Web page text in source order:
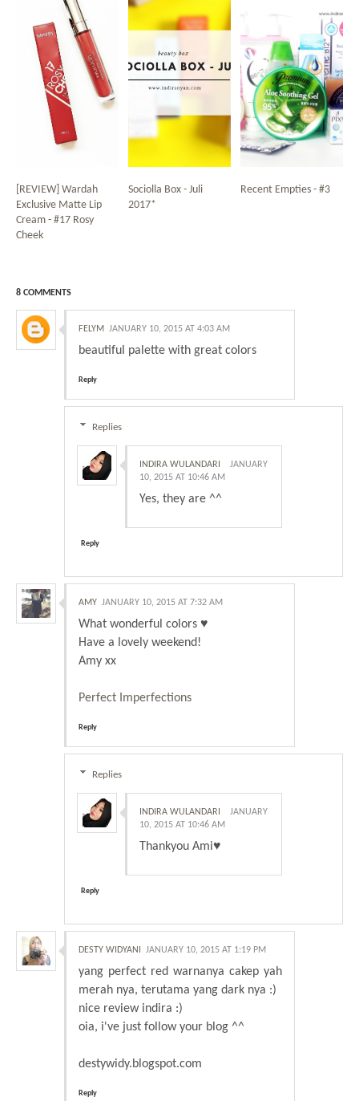
[REVIEW] Wardah
Exclusive Matte Lip
Cream - #17 Rosy
Cheek
Sociolla Box - Juli
2017*
Recent Empties - #3
8 COMMENTS
FELYM JANUARY 10, 2015 AT 4:03 AM
beautiful palette with great colors
Reply
Replies
INDIRA WULANDARI
JANUARY
10, 2015 AT 10:46 AM
Yes, they are ^^
Reply
AMY JANUARY 10, 2015 AT 7:32 AM
What wonderful colors ♥
Have a lovely weekend!
Amy xx
Perfect Imperfections
Reply
Replies
INDIRA WULANDARI
JANUARY
10, 2015 AT 10:46 AM
Thankyou Ami♥
Reply
DESTY WIDYANI JANUARY 10, 2015 AT 1:19 PM
yang perfect red warnanya cakep yah
merah nya, terutama yang dark nya :)
nice review indira :)
oia, i've just follow your blog ^^
destywidy.blogspot.com
Reply